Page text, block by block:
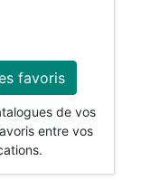
favoris
de vos
entre vos